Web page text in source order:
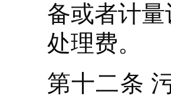
备或者计
处理费。
第十二条